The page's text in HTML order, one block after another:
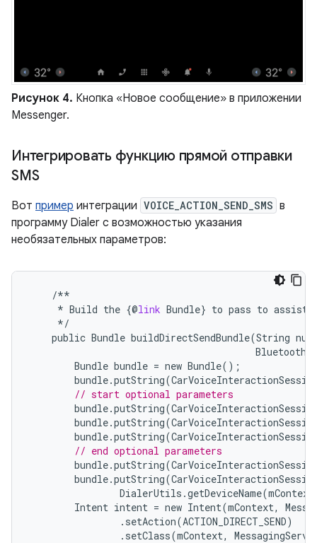
Рисунок 4. Кнопка «Новое сообщение» в приложении
Messenger.
Интегрировать функцию прямой отправки
SMS
Вот пример интеграции VOICE_ACTION_SEND_SMS в
программу Dialer с возможностью указания
необязательных параметров:
/**
* Build the {@link Bundle} to pass to
*/
public Bundle buildDirectSendBundle(String
Bundle bundle = new Bundle();
bundle.putString(
// start optional parameters
bundle.putString(
bundle.putString(
bundle.putString(
// end optional parameters
bundle.putString(
bundle.putString(
DialerUtils .getDeviceName(mContext
Intent intent = new Intent(mContext,
. setAction(ACTION_DIRECT_SEND)
. setClass(mContext,